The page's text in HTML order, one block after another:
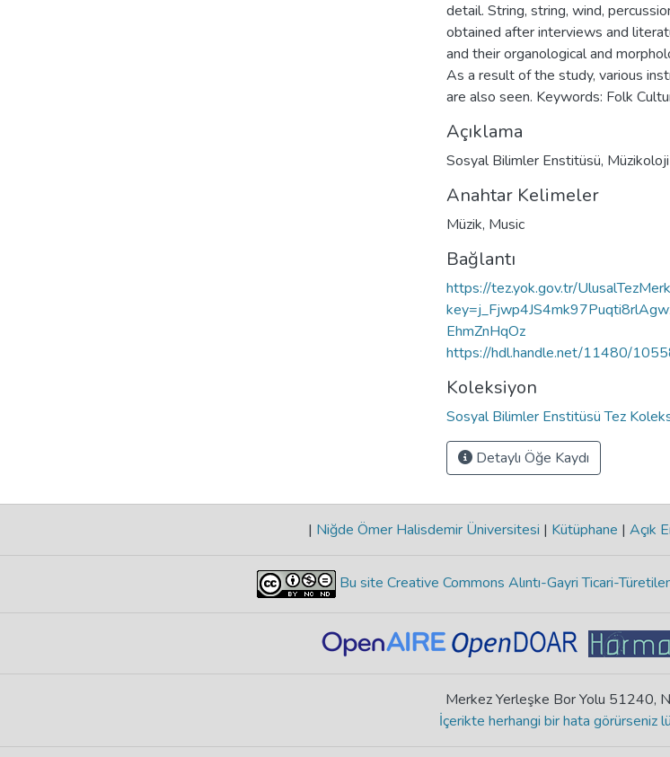
detail. String, string, wind,
obtained after interviews and
and their organological and
As a result of the study, various
are also seen. Keywords: Folk
Açıklama
Sosyal Bilimler Enstitüsü,
Anahtar Kelimeler
Müzik, Music
Bağlantı
https://tez.yok.gov.tr/
EhmZnHqOz
https://hdl.handle.net/11480/
Koleksiyon
Sosyal Bilimler Enstitüsü Tez
Detaylı Öğe Kaydı
| Niğde Ömer Halisdemir Üniversitesi | Kütüphane | Açık
Bu site Creative Commons Alıntı-Gayri Ticari-
Merkez Yerleşke Bor Yolu 51240,
İçerikte herhangi bir hata görürseniz